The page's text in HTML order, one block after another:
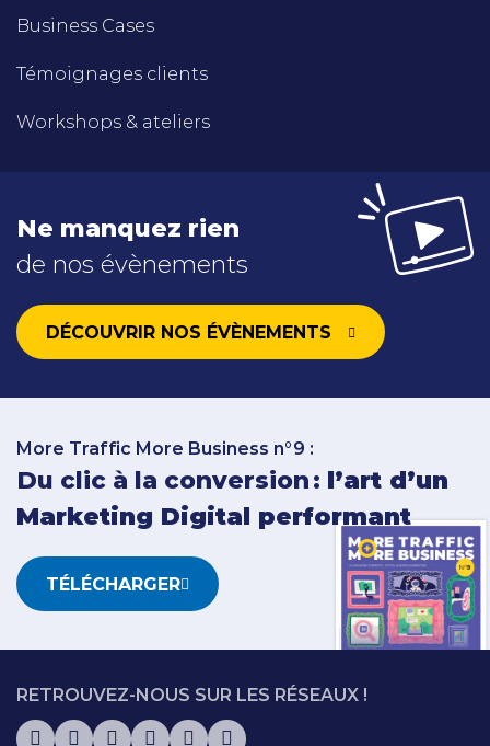
Business Cases
Témoignages clients
Workshops & ateliers
Ne manquez rien
de nos évènements
DÉCOUVRIR NOS ÉVÈNEMENTS
More Traffic More Business n°9 :
Du clic à la conversion : l’art d’un
Marketing Digital performant
TÉLÉCHARGER
RETROUVEZ-NOUS SUR LES RÉSEAUX !